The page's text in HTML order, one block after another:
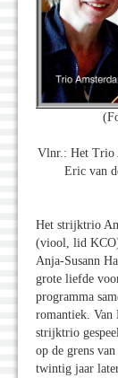
Vlnr.: Het Trio
Eric van
Het strijktrio
(viool, lid
Anja-Susann
grote liefde
programma
romantiek. Van
strijktrio
op de grens
twintig jaar